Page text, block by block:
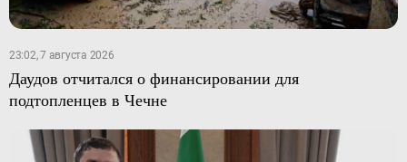
23:02, 7 августа 2026
Даудов отчитался о финансировании для
подтопленцев в Чечне